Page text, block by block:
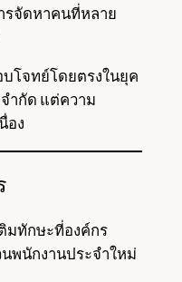
รจัดหาคนที่หลาย
โจทย์โดยตรงในยุค
ำกัด แต่ความ
อง
มทักษะที่องค์กร
พนักงานประจำใหม่